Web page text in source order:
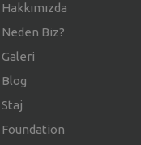
Hakkımızda
Neden Biz?
Galeri
Blog
Staj
Foundation